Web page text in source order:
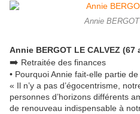
Annie
Annie BERGOT LE CALVEZ (67
➡️ Retraitée des finances
• Pourquoi Annie fait-elle partie
« Il n’y a pas d’égocentrisme,
personnes d’horizons différents
de renouveau indispensable à